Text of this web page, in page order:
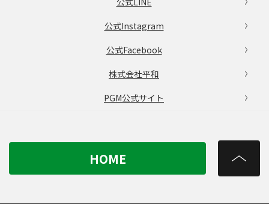
公式Instagram
公式Facebook
株式会社平和
PGM公式サイト
HOME